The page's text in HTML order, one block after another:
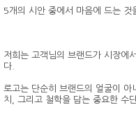
5개의 시안 중에서 마음에 드는 것
저희는 고객님의 브랜드가 시장에
다.
로고는 단순히 브랜드의 얼굴이
치, 그리고 철학을 담는 중요한 수